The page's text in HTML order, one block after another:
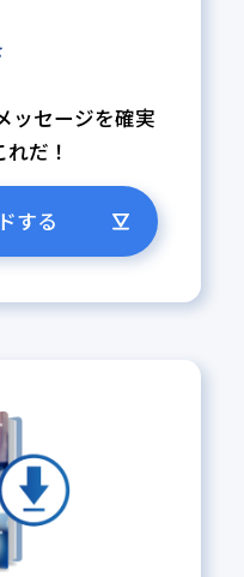
ッセージを確実
れだ！
する